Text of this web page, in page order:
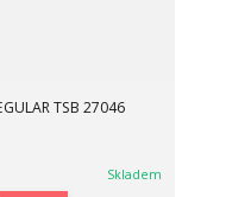
TSB 27046
Skladem